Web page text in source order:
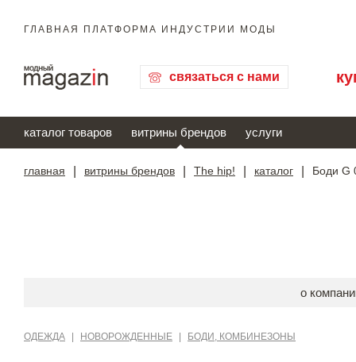
ГЛАВНАЯ ПЛАТФОРМА ИНДУСТРИИ МОДЫ
связаться с нами
каталог товаров витрины брендов услуги
главная витрины брендов The hip! каталог Боди G
о
ОДЕЖДА НОВОРОЖДЕННЫЕ БОДИ, КОМБИНЕЗОНЫ